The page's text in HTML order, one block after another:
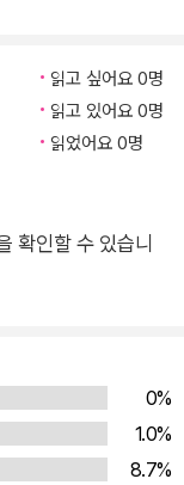
읽고 싶어요 0명
읽고 있어요 0명
읽었어요 0명
확인할 수 있습니
0%
1.0%
8.7%